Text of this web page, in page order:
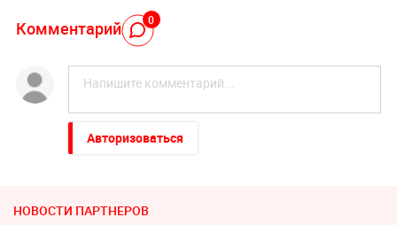
Комментарий 0
Авторизоваться
НОВОСТИ ПАРТНЕРОВ